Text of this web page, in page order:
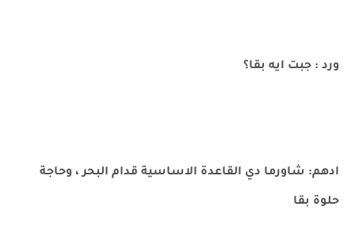
ورد : جبت ايه بقا؟
ادهم: شاورما دي القاعدة الاساسية قدام البحر ، وحاجة
حلوة بقا